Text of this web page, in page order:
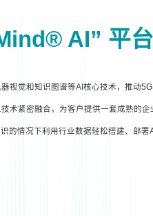
AI” 平台
视觉和知识图谱等AI核心技术，推动
术紧密融合，为客户提供一套成熟的企
的情况下利用行业数据轻松搭建、部署